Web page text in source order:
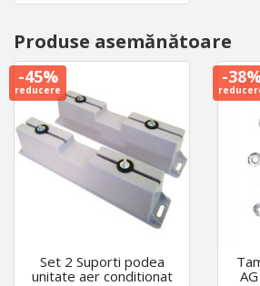
Produse asemănătoare
-45%
reducere
Set 2 Suporti podea
unitate aer conditionat
-